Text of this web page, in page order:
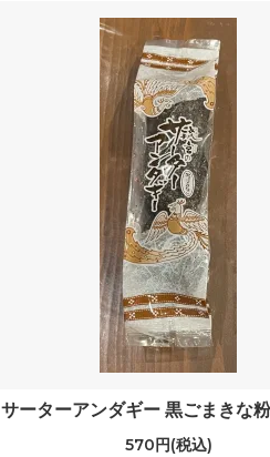
サーターアンダギー 黒ごまきな
570円(税込)